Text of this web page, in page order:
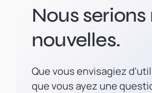
Nous
nouvelles.
Que vous envisagiez
que vous ayez une